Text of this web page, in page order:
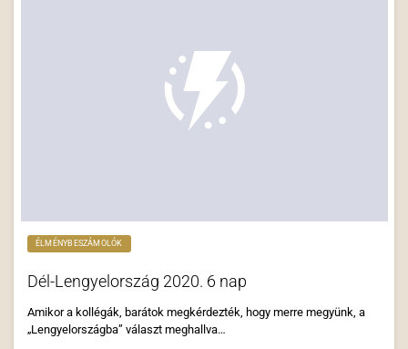
ÉLMÉNYBESZÁMOLÓK
Dél-Lengyelország 2020. 6 nap
Amikor a kollégák, barátok megkérdezték, hogy merre megyünk, a
„Lengyelországba” választ meghallva…